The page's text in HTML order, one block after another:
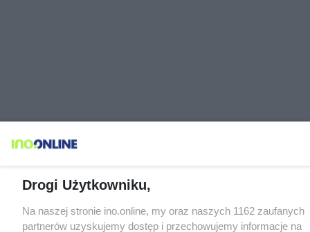
Drogi Użytkowniku,
Na naszej stronie ino.online, my oraz naszych 1162 zaufanych
partnerów uzyskujemy dostęp i przechowujemy informacje na